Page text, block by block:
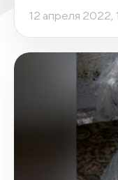
12 апреля 2022,